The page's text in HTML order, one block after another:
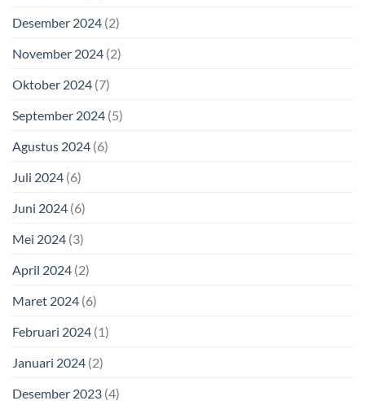
Desember 2024 (2)
November 2024 (2)
Oktober 2024 (7)
September 2024 (5)
Agustus 2024 (6)
Juli 2024 (6)
Juni 2024 (6)
Mei 2024 (3)
April 2024 (2)
Maret 2024 (6)
Februari 2024 (1)
Januari 2024 (2)
Desember 2023 (4)